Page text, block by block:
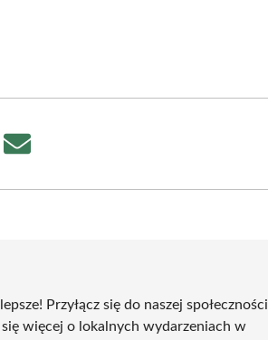
Share
Przyłącz się do naszej społeczności
więcej o lokalnych wydarzeniach w